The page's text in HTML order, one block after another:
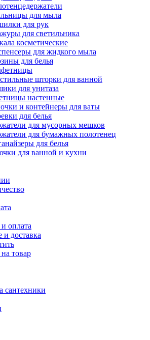
для мыла
для рук
для светильника
косметические
для жидкого мыла
для белья
шторки для ванной
для унитаза
настенные
и контейнеры для ваты
для белья
для мусорных мешков
для бумажных полотенец
для белья
для ванной и кухни
оплата
и доставка
товар
сантехники